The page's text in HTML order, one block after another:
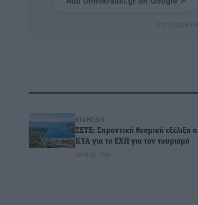
ΕΙΔΉΣΕΙΣ
ΣΕΤΕ: Σημαντική θεσμική εξέλιξη η
ΚΥΑ για το ΕΧΠ για τον τουρισμό
08.08.26 · 11:40